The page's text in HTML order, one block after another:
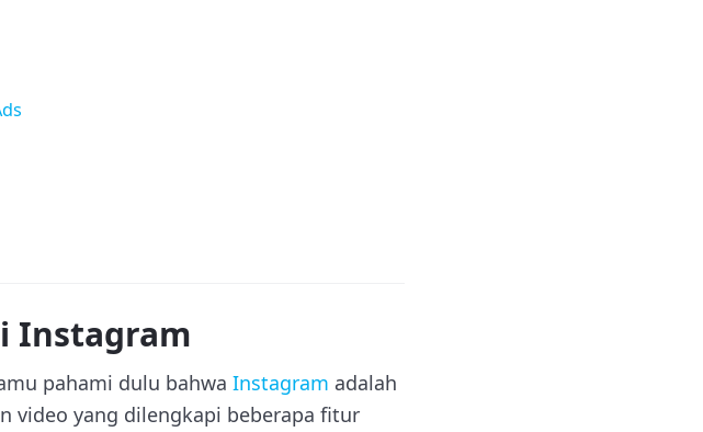
Instagram
pahami dulu bahwa Instagram adalah
video yang dilengkapi beberapa fitur